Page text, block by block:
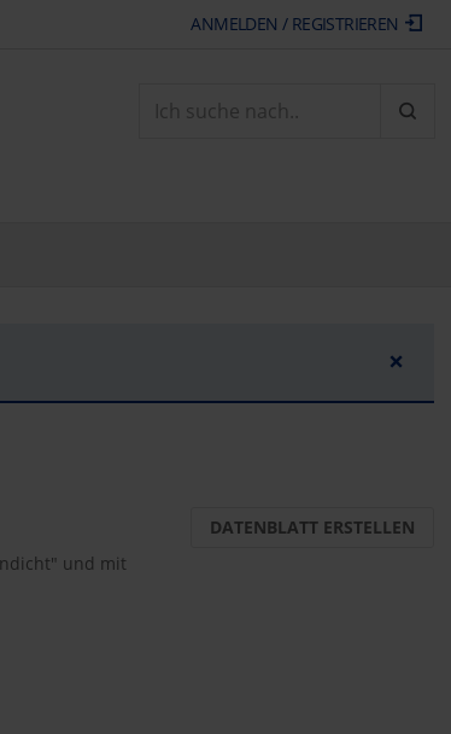
ANMELDEN / REGISTRIEREN
×
und mit
DATENBLATT ERSTELLEN